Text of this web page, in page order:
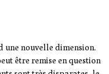
une nouvelle dimension.
être remise en question